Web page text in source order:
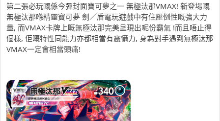
第二張必玩嘅係今彈封面寶可夢之一 無極汰那VMAX! 新登場嘅
無極汰那喺精靈寶可夢 劍／盾電玩遊戲中有住壓倒性嘅強大力
量, 而VMAX卡牌上嘅無極汰那完美呈現出呢份霸氣 !而且唔止得
個樣, 佢嘅特性同能力亦都相當有震懾力, 身為對手遇到無極汰那
VMAX一定會相當頭痛!